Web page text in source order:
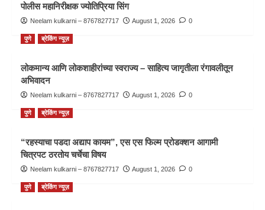
पोलीस महानिरीक्षक ज्योतिप्रिया सिंग
Neelam kulkarni – 8767827717 August 1, 2026 0
पुणे ब्रेकिंग न्यूज़
लोकमान्य आणि लोकशाहीरांच्या स्वराज्य – साहित्य जागृतीला रंगावलीतून
अभिवादन
Neelam kulkarni – 8767827717 August 1, 2026 0
पुणे ब्रेकिंग न्यूज़
“रहस्याचा पडदा अद्याप कायम”, एस एस फिल्म प्रोडक्शन आगामी
चित्रपट ठरतोय चर्चेचा विषय
Neelam kulkarni – 8767827717 August 1, 2026 0
पुणे ब्रेकिंग न्यूज़